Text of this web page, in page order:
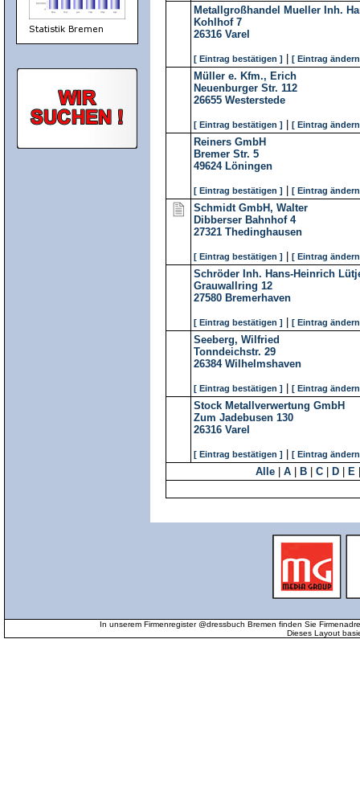
Metallgroßhandel Mueller Inh.
Kohlhof 7
26316 Varel
[ Eintrag bestätigen ] [ Eintrag
Müller e. Kfm., Erich
Neuenburger Str. 112
26655 Westerstede
[ Eintrag bestätigen ] [ Eintrag
Reiners GmbH
Bremer Str. 5
49624 Löningen
[ Eintrag bestätigen ] [ Eintrag
Schmidt GmbH, Walter
Dibberser Bahnhof 4
27321 Thedinghausen
[ Eintrag bestätigen ] [ Eintrag
Schröder Inh. Hans-Heinrich
Grauwallring 12
27580 Bremerhaven
[ Eintrag bestätigen ] [ Eintrag
Seeberg, Wilfried
Tonndeichstr. 29
26384 Wilhelmshaven
[ Eintrag bestätigen ] [ Eintrag
Stock Metallverwertung GmbH
Zum Jadebusen 130
26316 Varel
[ Eintrag bestätigen ] [ Eintrag
Alle A B C D E
In unserem Firmenregister @dressbuch Bremen finden Sie
Dieses Layout